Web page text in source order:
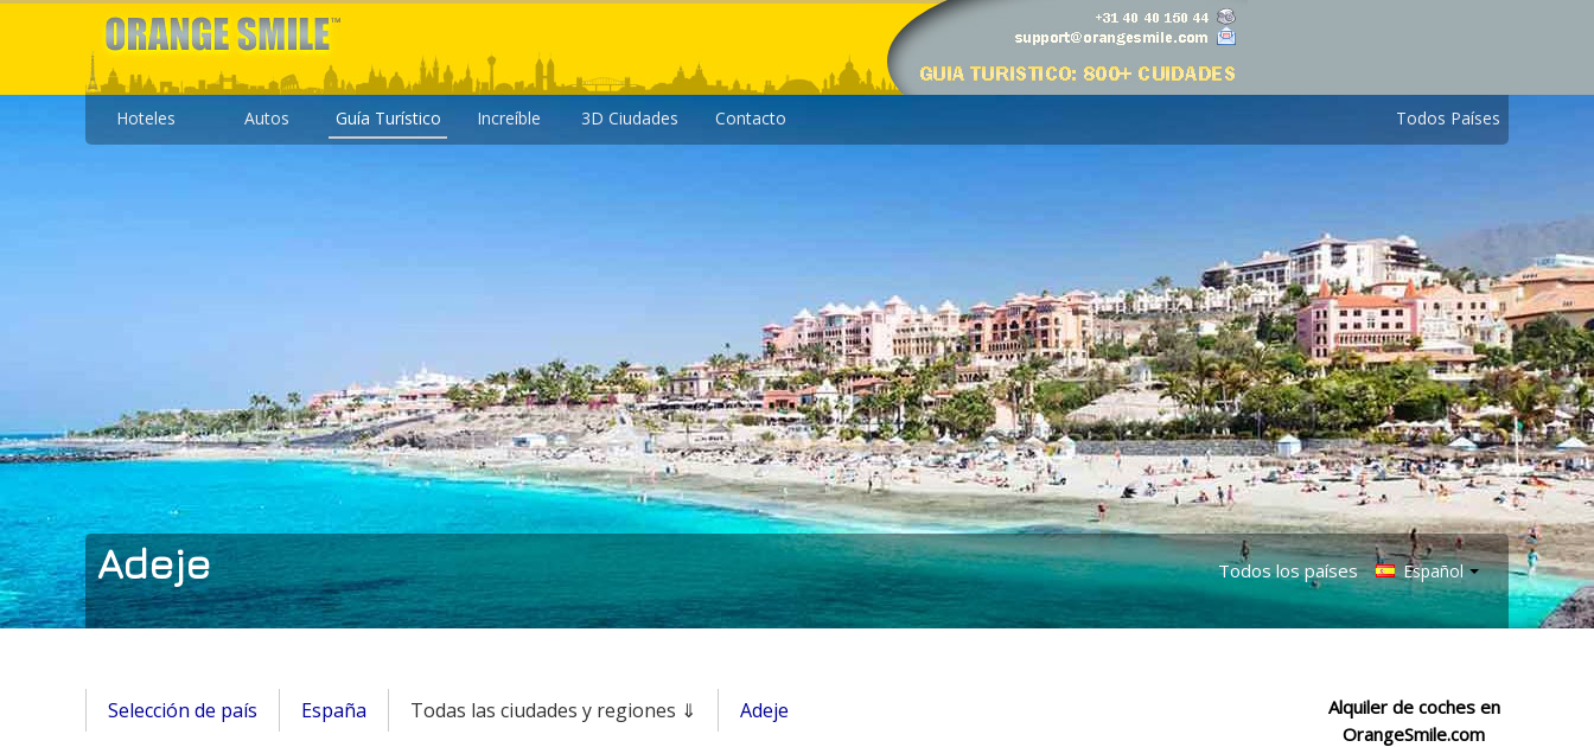
Hoteles Autos Guía Turístico Increíble 3D Ciudades Contacto Todos Países
Adeje Todos los países Español
Selección de país España Todas las ciudades y regiones ⇓ Adeje
Alquiler de coches en
OrangeSmile.com